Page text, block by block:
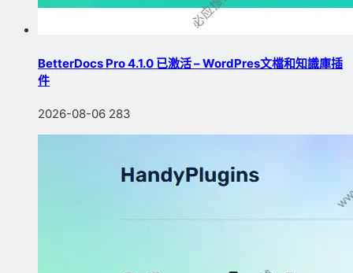
BetterDocs Pro 4.1.0 已激活 – WordPres文檔和知識庫插
件
2026-08-06 283